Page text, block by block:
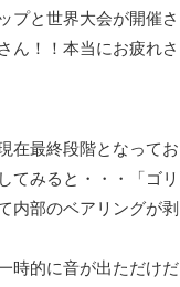
プと世界大会が開催さ
ん！！本当にお疲れさ
在最終段階となってお
てみると・・・「ゴリ
内部のベアリングが剥
時的に音が出ただけだ